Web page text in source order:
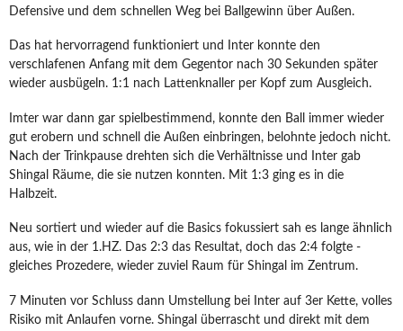
Defensive und dem schnellen Weg bei Ballgewinn über Außen.
Das hat hervorragend funktioniert und Inter konnte den
verschlafenen Anfang mit dem Gegentor nach 30 Sekunden später
wieder ausbügeln. 1:1 nach Lattenknaller per Kopf zum Ausgleich.
Imter war dann gar spielbestimmend, konnte den Ball immer wieder
gut erobern und schnell die Außen einbringen, belohnte jedoch nicht.
Nach der Trinkpause drehten sich die Verhältnisse und Inter gab
Shingal Räume, die sie nutzen konnten. Mit 1:3 ging es in die
Halbzeit.
Neu sortiert und wieder auf die Basics fokussiert sah es lange ähnlich
aus, wie in der 1.HZ. Das 2:3 das Resultat, doch das 2:4 folgte -
gleiches Prozedere, wieder zuviel Raum für Shingal im Zentrum.
7 Minuten vor Schluss dann Umstellung bei Inter auf 3er Kette, volles
Risiko mit Anlaufen vorne. Shingal überrascht und direkt mit dem